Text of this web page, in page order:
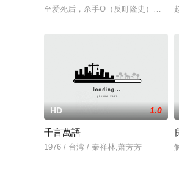
至爱死后，杀手O（反町隆史）在一
HD 1.0
千言萬語
1976 / 台湾 / 秦祥林,萧芳芳